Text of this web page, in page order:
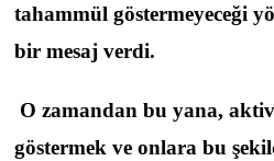
tahammül göstermeyeceği
bir mesaj verdi.
O zamandan bu yana,
göstermek ve onlara bu